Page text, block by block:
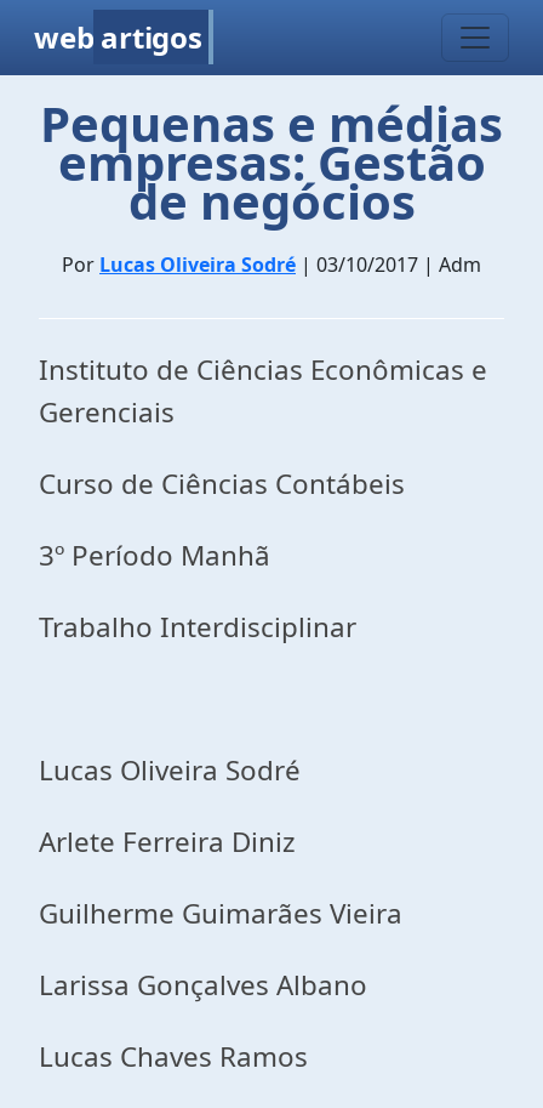
web artigos
Pequenas e médias
empresas: Gestão
de negócios
Por Lucas Oliveira Sodré | 03/10/2017 | Adm
Instituto de Ciências Econômicas e
Gerenciais
Curso de Ciências Contábeis
3º Período Manhã
Trabalho Interdisciplinar
Lucas Oliveira Sodré
Arlete Ferreira Diniz
Guilherme Guimarães Vieira
Larissa Gonçalves Albano
Lucas Chaves Ramos